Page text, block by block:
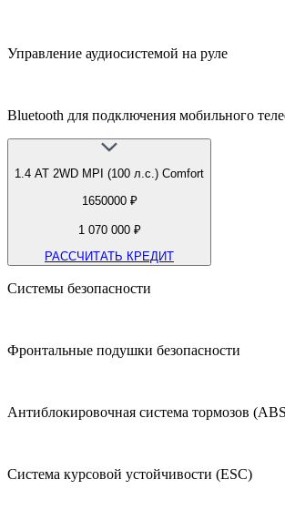
Управление аудиосистемой на руле
Bluetooth для подключения мобильного
1.4 АТ 2WD MPI (100 л.с.) Comfort
1650000 ₽
1 070 000 ₽
РАССЧИТАТЬ КРЕДИТ
Системы безопасности
Фронтальные подушки безопасности
Антиблокировочная система тормозов
Система курсовой устойчивости (ESC)